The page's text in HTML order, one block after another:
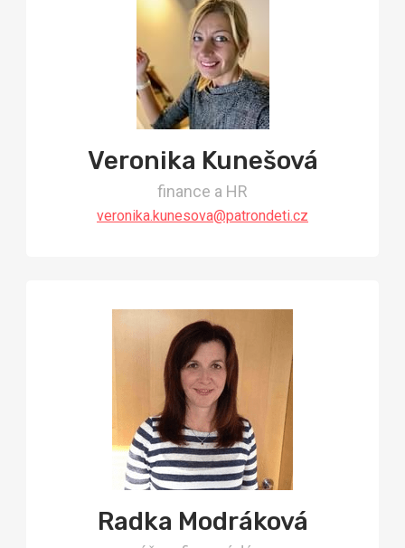
Veronika Kunešová
finance a HR
veronika.kunesova@patrondeti.cz
Radka Modráková